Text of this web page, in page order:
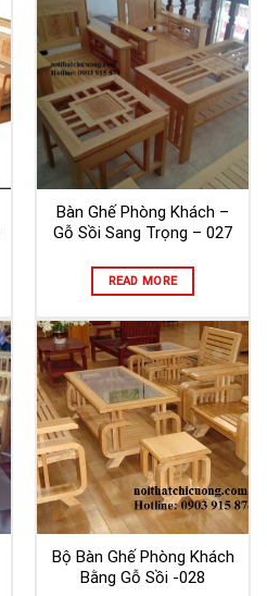
Bàn Ghế Phòng Khách –
Gỗ Sồi Sang Trọng – 027
READ MORE
Bộ Bàn Ghế Phòng Khách
Bằng Gỗ Sồi -028